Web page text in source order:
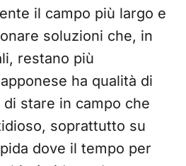
il campo più largo e
soluzioni che, in
restano più
ha qualità di
stare in campo che
soprattutto su
dove il tempo per